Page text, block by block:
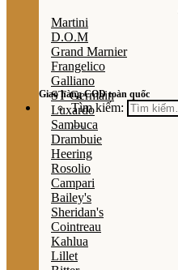
Giao hàng COD toàn quốc
Tìm kiếm:
Martini
D.O.M
Grand Marnier
Frangelico
Galliano
ST Germain
Luxardo
Sambuca
Drambuie
Heering
Rosolio
Campari
Bailey's
Sheridan's
Cointreau
Kahlua
Lillet